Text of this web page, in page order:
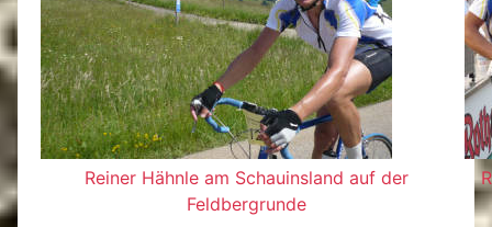
Reiner Hähnle am Schauinsland auf der
Feldbergrunde